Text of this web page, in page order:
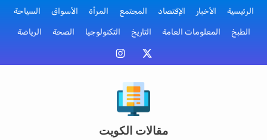
Skip
content
الرئيسية الأخبار الإقتصاد المجتمع المرأة الأسواق السياحة
الطبخ المعلومات العامة التاريخ التكنولوجيا الصحة الرياضة
منصة
أكس
إنستقرام
مقالات الكويت